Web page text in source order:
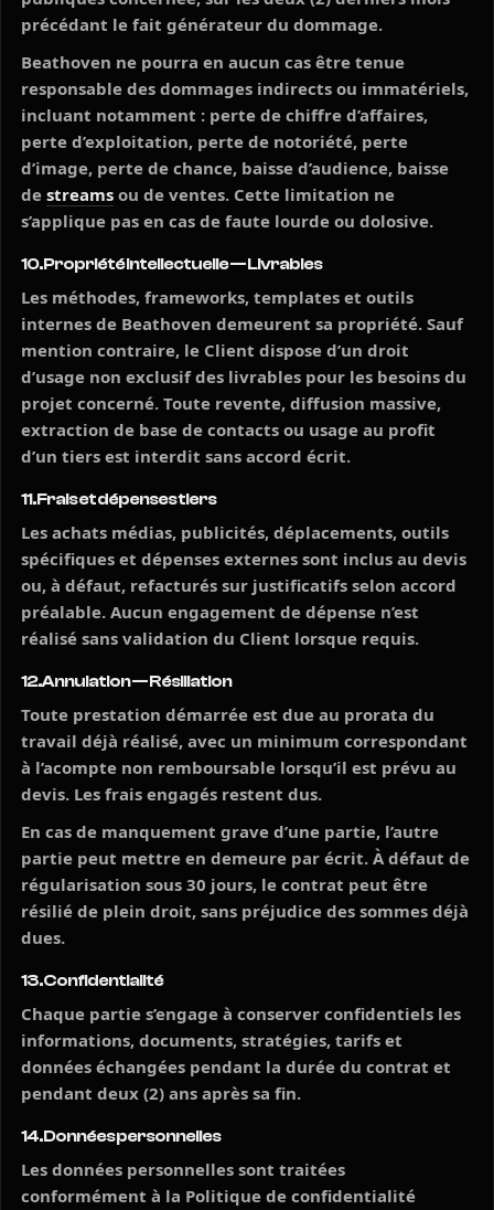
précédant le fait générateur du dommage.
Beathoven ne pourra en aucun cas être tenue
responsable des dommages indirects ou immatériels,
incluant notamment : perte de chiffre d’affaires,
perte d’exploitation, perte de notoriété, perte
d’image, perte de chance, baisse d’audience, baisse
de streams ou de ventes. Cette limitation ne
s’applique pas en cas de faute lourde ou dolosive.
10. Propriété intellectuelle — Livrables
Les méthodes, frameworks, templates et outils
internes de Beathoven demeurent sa propriété. Sauf
mention contraire, le Client dispose d’un droit
d’usage non exclusif des livrables pour les besoins du
projet concerné. Toute revente, diffusion massive,
extraction de base de contacts ou usage au profit
d’un tiers est interdit sans accord écrit.
11. Frais et dépenses tiers
Les achats médias, publicités, déplacements, outils
spécifiques et dépenses externes sont inclus au devis
ou, à défaut, refacturés sur justificatifs selon accord
préalable. Aucun engagement de dépense n’est
réalisé sans validation du Client lorsque requis.
12. Annulation — Résiliation
Toute prestation démarrée est due au prorata du
travail déjà réalisé, avec un minimum correspondant
à l’acompte non remboursable lorsqu’il est prévu au
devis. Les frais engagés restent dus.
En cas de manquement grave d’une partie, l’autre
partie peut mettre en demeure par écrit. À défaut de
régularisation sous 30 jours, le contrat peut être
résilié de plein droit, sans préjudice des sommes déjà
dues.
13. Confidentialité
Chaque partie s’engage à conserver confidentiels les
informations, documents, stratégies, tarifs et
données échangées pendant la durée du contrat et
pendant deux (2) ans après sa fin.
14. Données personnelles
Les données personnelles sont traitées
conformément à la Politique de confidentialité